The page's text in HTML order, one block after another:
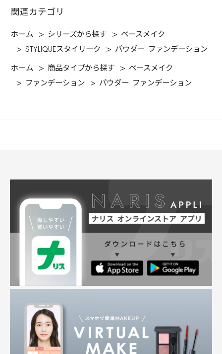
関連カテゴリ
ホーム > シリーズから探す > ベースメイク
>STYLIQUEスタイリーク > パウダー ファンデーション
ホーム > 商品タイプから探す > ベースメイク
>
ファンデーション > パウダー ファンデーション